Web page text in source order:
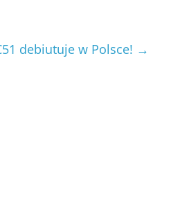
debiutuje w Polsce! →